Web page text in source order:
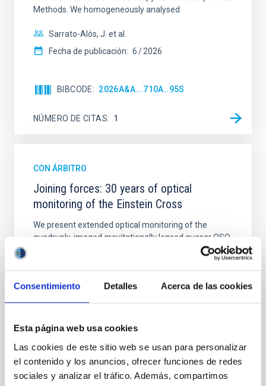
Consentimiento Detalles Acerca de las cookies
Esta página web usa cookies
Las cookies de este sitio web se usan para personalizar
el contenido y los anuncios, ofrecer funciones de redes
sociales y analizar el tráfico. Además, compartimos
Methods. We homogeneously analysed
Sarrato-Alós, J. et al.
Fecha de publicación: 6 2026
BIBCODE 2026A&A...710A..95S
NÚMERO DE CITAS 1
CON ÁRBITRO
Joining forces: 30 years of optical
monitoring of the Einstein Cross
We present extended optical monitoring of the
quadruply-imaged gravitationally lensed quasar QSO
observations from different observatories in both
technique. This technique uses a region far enough